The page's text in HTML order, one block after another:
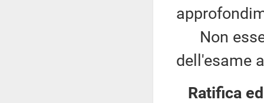
Non
dell'esame
Ratifica